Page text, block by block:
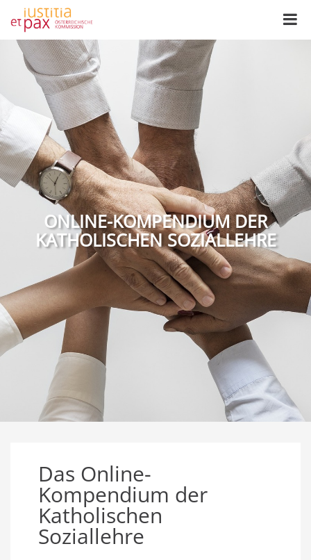
ONLINE-KOMPENDIUM DER
KATHOLISCHEN SOZIALLEHRE
Das Online-
Kompendium der
Katholischen
Soziallehre